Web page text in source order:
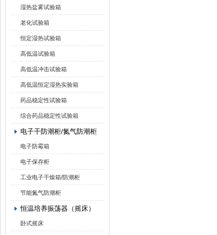
湿热盐雾试验箱
老化试验箱
恒定湿热试验箱
高低温试验箱
高低温冲击试验箱
高低温恒定湿热实验箱
药品稳定性试验箱
综合药品稳定性试验箱
电子干防潮柜/氮气防潮柜
电子防霉箱
电子保存柜
工业电子干燥箱/防潮柜
节能氮气防潮柜
恒温培养振荡器（摇床）
卧式摇床